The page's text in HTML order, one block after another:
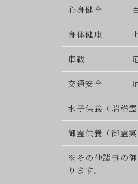
心身健全
身体健康
車祓
交通安全
水子供養（瑞稚霊
御霊供養（御霊冥
※その他諸事の
ります。